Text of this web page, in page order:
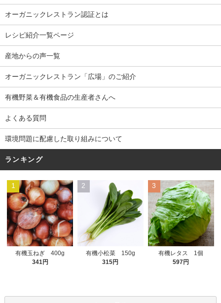
オーガニックレストラン認証とは
レシピ紹介一覧ページ
産地からの声一覧
オーガニックレストラン「広場」のご紹介
有機野菜＆有機食品の生産者さんへ
よくある質問
環境問題に配慮した取り組みについて
ランキング
1
有機玉ねぎ 400g
341円
2
有機小松菜 150g
315円
3
有機レタス 1個
597円